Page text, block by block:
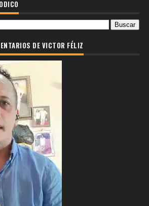
DE VICTOR FÉLIZ